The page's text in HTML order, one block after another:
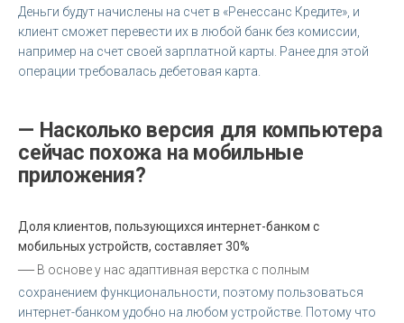
Деньги будут начислены на счет в «Ренессанс Кредите», и
клиент сможет перевести их в любой банк без комиссии,
например на счет своей зарплатной карты. Ранее для этой
операции требовалась дебетовая карта.
— Насколько версия для компьютера
сейчас похожа на мобильные
приложения?
Доля клиентов, пользующихся интернет-банком с
мобильных устройств, составляет 30%
— В основе у нас адаптивная верстка с полным
сохранением функциональности, поэтому пользоваться
интернет-банком удобно на любом устройстве. Потому что